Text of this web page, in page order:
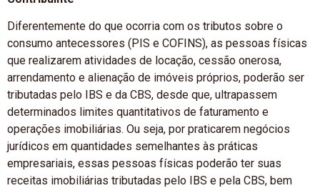
Diferentemente do que ocorria com os tributos sobre o
consumo antecessores (PIS e COFINS), as pessoas físicas
que realizarem atividades de locação, cessão onerosa,
arrendamento e alienação de imóveis próprios, poderão ser
tributadas pelo IBS e da CBS, desde que, ultrapassem
determinados limites quantitativos de faturamento e
operações imobiliárias. Ou seja, por praticarem negócios
jurídicos em quantidades semelhantes às práticas
empresariais, essas pessoas físicas poderão ter suas
receitas imobiliárias tributadas pelo IBS e pela CBS, bem